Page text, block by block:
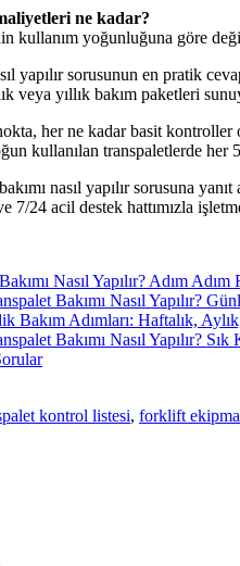
ne kadar?
kullanım yoğunluğuna göre
yapılır sorusunun en pratik
veya yıllık bakım paketleri
her ne kadar basit
kullanılan transpaletlerde her
nasıl yapılır sorusuna
7/24 acil destek hattımızla
Nasıl Yapılır? Adım Adım
Bakımı Nasıl Yapılır?
Bakım Adımları: Haftalık,
Bakımı Nasıl Yapılır?
kontrol listesi, forklift